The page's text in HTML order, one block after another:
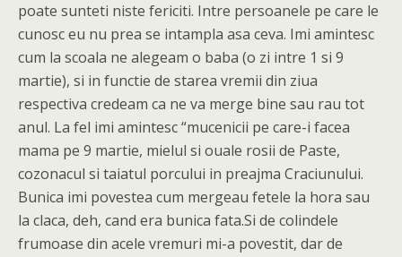
poate sunteti niste fericiti. Intre persoanele pe care le
cunosc eu nu prea se intampla asa ceva. Imi amintesc
cum la scoala ne alegeam o baba (o zi intre 1 si 9
martie), si in functie de starea vremii din ziua
respectiva credeam ca ne va merge bine sau rau tot
anul. La fel imi amintesc “mucenicii pe care-i facea
mama pe 9 martie, mielul si ouale rosii de Paste,
cozonacul si taiatul porcului in preajma Craciunului.
Bunica imi povestea cum mergeau fetele la hora sau
la claca, deh, cand era bunica fata.Si de colindele
frumoase din acele vremuri mi-a povestit, dar de